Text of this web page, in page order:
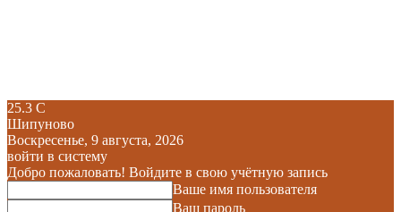
25.3 C
Шипуново
Воскресенье, 9 августа, 2026
войти в систему
Добро пожаловать! Войдите в свою учётную запись
Ваше имя пользователя
Ваш пароль